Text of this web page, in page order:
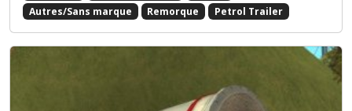
Autres/Sans marque
Remorque Petrol Trailer